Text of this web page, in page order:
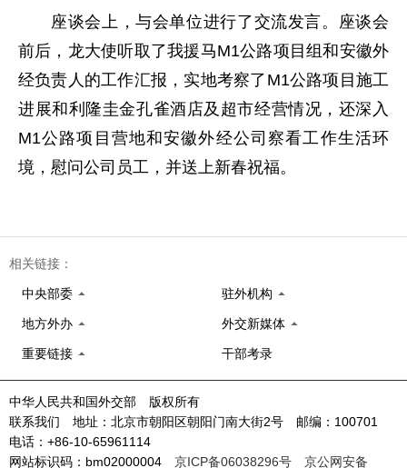
座谈会上，与会单位进行了交流发言。座谈会
前后，龙大使听取了我援马M1公路项目组和安徽外
经负责人的工作汇报，实地考察了M1公路项目施工
进展和利隆圭金孔雀酒店及超市经营情况，还深入
M1公路项目营地和安徽外经公司察看工作生活环
境，慰问公司员工，并送上新春祝福。
相关链接：
中央部委 驻外机构
地方外办 外交新媒体
重要链接 干部考录
中华人民共和国外交部 版权所有
联系我们 地址：北京市朝阳区朝阳门南大街2号 邮编：100701
电话：+86-10-65961114
网站标识码：bm02000004 京ICP备06038296号 京公网安备